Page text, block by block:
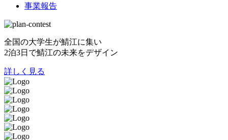
事業報告
全国の大学生が鯖江に集い
2泊3日で鯖江の未来をデザイン
詳しく見る